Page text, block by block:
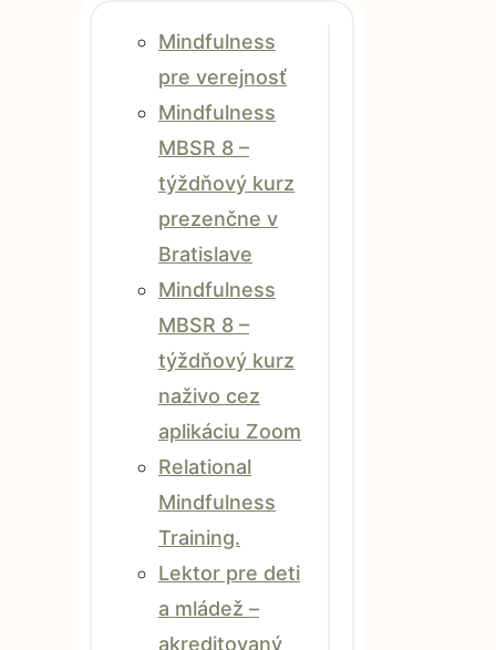
Mindfulness
pre verejnosť
Mindfulness
MBSR 8 –
týždňový kurz
prezenčne v
Bratislave
Mindfulness
MBSR 8 –
týždňový kurz
naživo cez
aplikáciu Zoom
Relational
Mindfulness
Training.
Lektor pre deti
a mládež –
akreditovaný